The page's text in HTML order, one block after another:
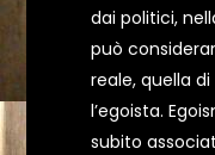
dai politici,
può
reale, quella
l’egoista.
subito